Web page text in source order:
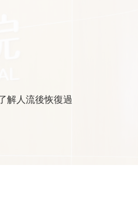
解人流後恢復過